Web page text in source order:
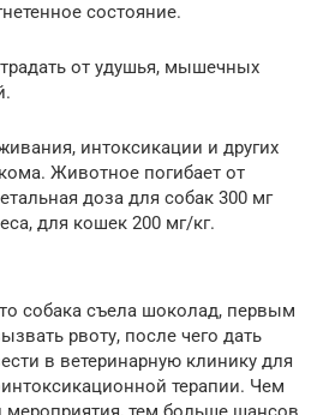
состояние.
от удушья, мышечных
интоксикации и других
Животное погибает от
доза для собак 300 мг
для кошек 200 мг/кг.
собака съела шоколад, первым
рвоту, после чего дать
в ветеринарную клинику для
терапии. Чем